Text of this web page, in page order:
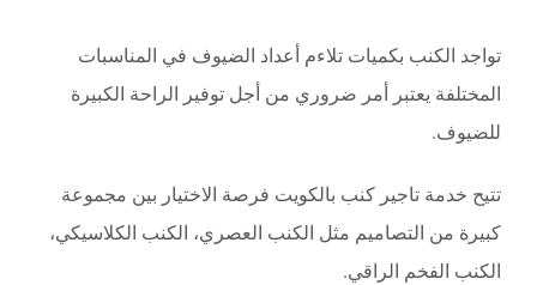
تواجد الكنب بكميات تلاءم أعداد الضيوف في المناسبات
المختلفة يعتبر أمر ضروري من أجل توفير الراحة الكبيرة
للضيوف.
تتيح خدمة تاجير كنب بالكويت فرصة الاختيار بين مجموعة
كبيرة من التصاميم مثل الكنب العصري، الكنب الكلاسيكي،
الكنب الفخم الراقي.